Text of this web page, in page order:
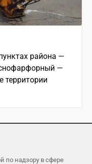
района —
—
территории
по надзору в сфере